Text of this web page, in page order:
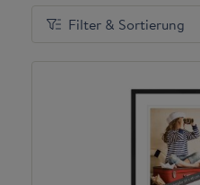
Filter & Sortierung